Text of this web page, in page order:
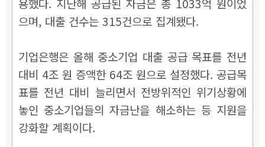
으며, 대출 건수는 315건으로 집계됐다.
기업은행은 올해 중소기업 대출 공급 목표를 전년
대비 4조 원 증액한 64조 원으로 설정했다. 공급목
표를 전년 대비 늘리면서 전방위적인 위기상황에
놓인 중소기업들의 자금난을 해소하는 등 지원을
강화할 계획이다.